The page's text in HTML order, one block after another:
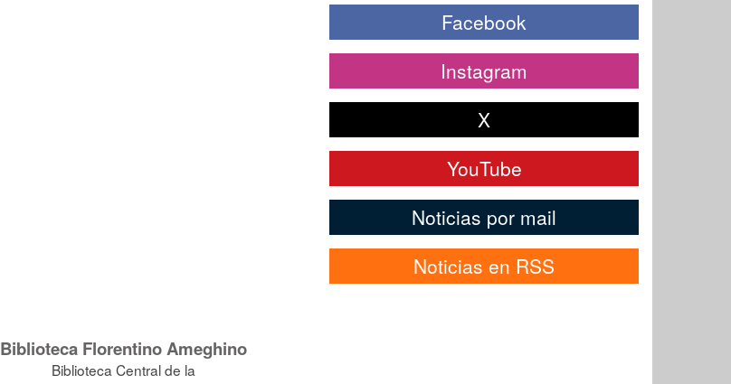
Facebook
Instagram
X
YouTube
Noticias por mail
Noticias en RSS
Biblioteca Florentino Ameghino
Biblioteca Central de la